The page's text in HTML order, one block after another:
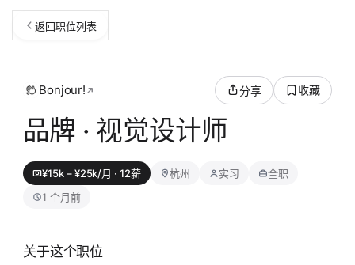
返回职位列表
Bonjour! 分享 收藏
品牌 · 视觉设计师
¥15k – ¥25k/月 · 12薪 杭州 实习
全职
1 个月前
关于这个职位